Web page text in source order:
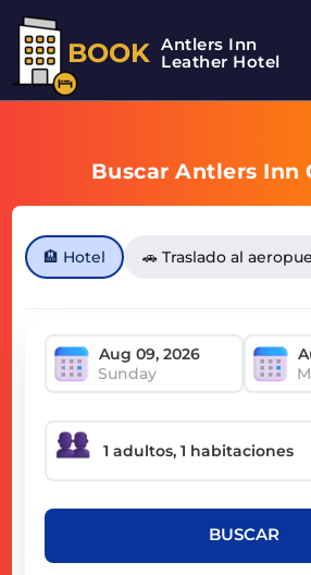
BOOK Antlers Inn
Leather Hotel
Buscar Antlers Inn
🏨 Hotel 🚗 Traslado al
Sunday
BUSCAR